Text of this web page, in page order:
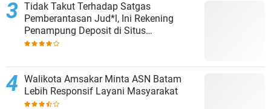
Tidak Takut Terhadap Satgas
Pemberantasan Jud*l, Ini Rekening
Penampung Deposit di Situs
MENARA4D
Walikota Amsakar Minta ASN Batam
Lebih Responsif Layani Masyarakat